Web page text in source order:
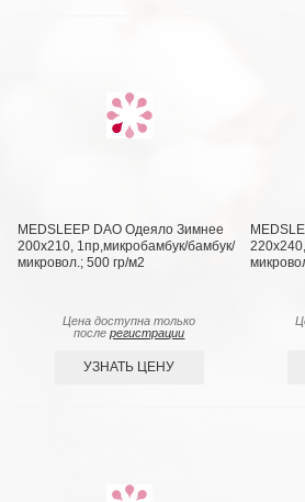
MEDSLEEP DAO Одеяло Зимнее
200х210, 1пр,микробамбук/бамбук/
микровол.; 500 гр/м2
Цена доступна только
послерегистрации
УЗНАТЬ ЦЕНУ